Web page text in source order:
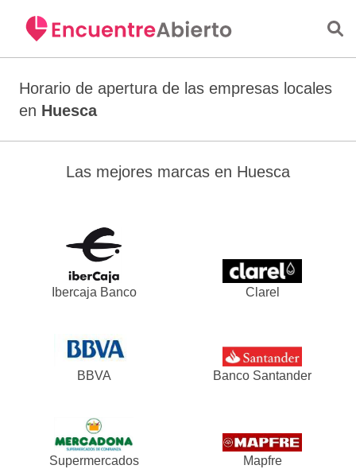
Horario de apertura de las empresas locales
en Huesca
Las mejores marcas en Huesca
Ibercaja Banco Clarel
BBVA Banco Santander
Supermercados
Mapfre